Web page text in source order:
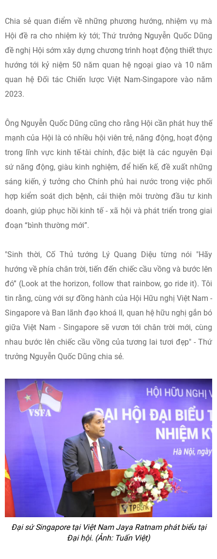
Chia sẻ quan điểm về những phương hướng, nhiệm vụ mà
Hội đề ra cho nhiệm kỳ tới; Thứ trưởng Nguyễn Quốc Dũng
đề nghị Hội sớm xây dựng chương trình hoạt động thiết thực
hướng tới kỷ niệm 50 năm quan hệ ngoại giao và 10 năm
quan hệ Đối tác Chiến lược Việt Nam-Singapore vào năm
2023.
Ông Nguyễn Quốc Dũng cũng cho rằng Hội cần phát huy thế
mạnh của Hội là có nhiều hội viên trẻ, năng động, hoạt động
trong lĩnh vực kinh tế-tài chính, đặc biệt là các nguyên Đại
sứ năng động, giàu kinh nghiệm, để hiến kế, đề xuất những
sáng kiến, ý tưởng cho Chính phủ hai nước trong việc phối
hợp kiểm soát dịch bệnh, cải thiện môi trường đầu tư kinh
doanh, giúp phục hồi kinh tế - xã hội và phát triển trong giai
đoạn “bình thường mới”.
"Sinh thời, Cố Thủ tướng Lý Quang Diệu từng nói "Hãy
hướng về phía chân trời, tiến đến chiếc cầu vồng và bước lên
đó” (Look at the horizon, follow that rainbow, go ride it). Tôi
tin rằng, cùng với sự đồng hành của Hội Hữu nghị Việt Nam -
Singapore và Ban lãnh đạo khoá II, quan hệ hữu nghị gắn bó
giữa Việt Nam - Singapore sẽ vươn tới chân trời mới, cùng
nhau bước lên chiếc cầu vồng của tương lai tươi đẹp" - Thứ
trưởng Nguyễn Quốc Dũng chia sẻ.
Đại sứ Singapore tại Việt Nam Jaya Ratnam phát biểu tại
Đại hội. (Ảnh: Tuấn Việt)